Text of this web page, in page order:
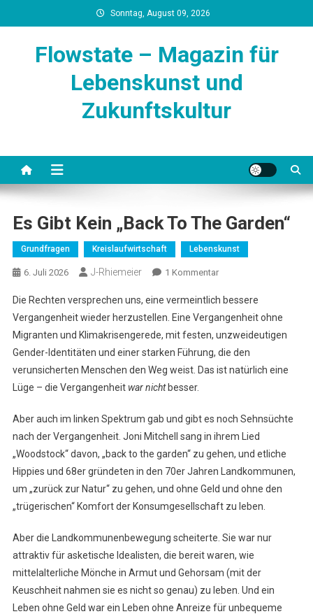
to
Sonntag, August 09, 2026
Flowstate – Magazin für
Lebenskunst und
Zukunftskultur
Es Gibt Kein „Back To The Garden“
Grundfragen Kreislaufwirtschaft Lebenskunst
6. Juli 2026 J-Rhiemeier 1 KommentarZu
Gibt
Kein
„Back
To
The
Die Rechten versprechen uns, eine vermeintlich bessere
Vergangenheit wieder herzustellen. Eine Vergangenheit ohne
Migranten und Klimakrisengerede, mit festen, unzweideutigen
Gender-Identitäten und einer starken Führung, die den
verunsicherten Menschen den Weg weist. Das ist natürlich eine
Lüge – die Vergangenheit war nichtbesser.
Aber auch im linken Spektrum gab und gibt es noch Sehnsüchte
nach der Vergangenheit. Joni Mitchell sang in ihrem Lied
„Woodstock“ davon, „back to the garden“ zu gehen, und etliche
Hippies und 68er gründeten in den 70er Jahren Landkommunen,
um „zurück zur Natur“ zu gehen, und ohne Geld und ohne den
„trügerischen“ Komfort der Konsumgesellschaft zu leben.
Aber die Landkommunenbewegung scheiterte. Sie war nur
attraktiv für asketische Idealisten, die bereit waren, wie
mittelalterliche Mönche in Armut und Gehorsam (mit der
Keuschheit nahmen sie es nicht so genau) zu leben. Und ein
Leben ohne Geld war ein Leben ohne Anreize für unbequeme